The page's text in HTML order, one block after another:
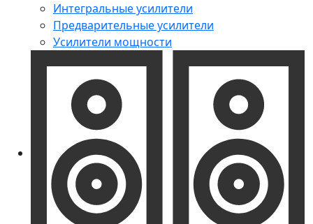
Интегральные усилители
Предварительные усилители
Усилители мощности